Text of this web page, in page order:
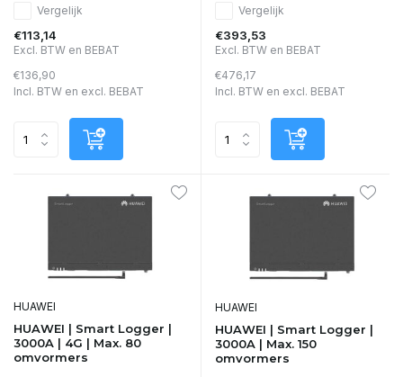
Vergelijk
€113,14
Excl. BTW en BEBAT
€136,90
Incl. BTW en excl. BEBAT
Vergelijk
€393,53
Excl. BTW en BEBAT
€476,17
Incl. BTW en excl. BEBAT
HUAWEI
HUAWEI | Smart Logger |
3000A | 4G | Max. 80
omvormers
HUAWEI
HUAWEI | Smart Logger |
3000A | Max. 150
omvormers